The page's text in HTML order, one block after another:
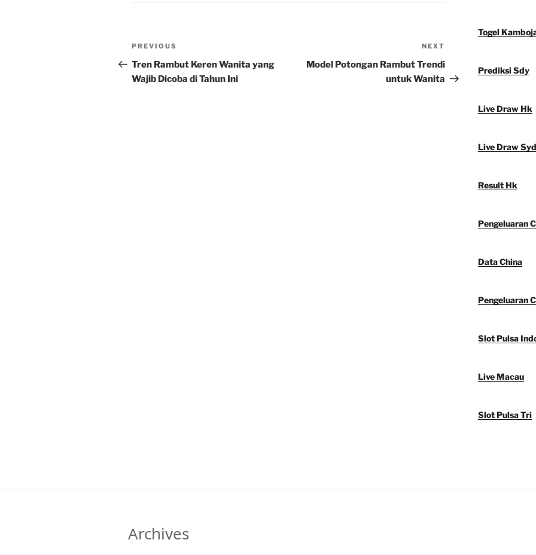
Post
navigation
Previous
Post
PREVIOUS
Tren Rambut Keren Wanita yang
Wajib Dicoba di Tahun Ini
Post
NEXT
Model Potongan Rambut Trendi
untuk Wanita
Togel
Prediksi Sdy
Live Draw Hk
Live Draw
Result Hk
Pengeluaran
Data China
Pengeluaran
Slot Pulsa
Live Macau
Slot Pulsa Tri
Archives